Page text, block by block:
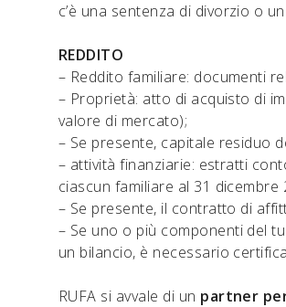
c’è una sentenza di divorzio o
REDDITO
– Reddito familiare: documenti
– Proprietà: atto di acquisto di
valore di mercato);
– Se presente, capitale residuo
– attività finanziarie: estratti
ciascun familiare al 31 dicembre
– Se presente, il contratto di
– Se uno o più componenti del
un bilancio, è necessario
RUFA si avvale di un partner per